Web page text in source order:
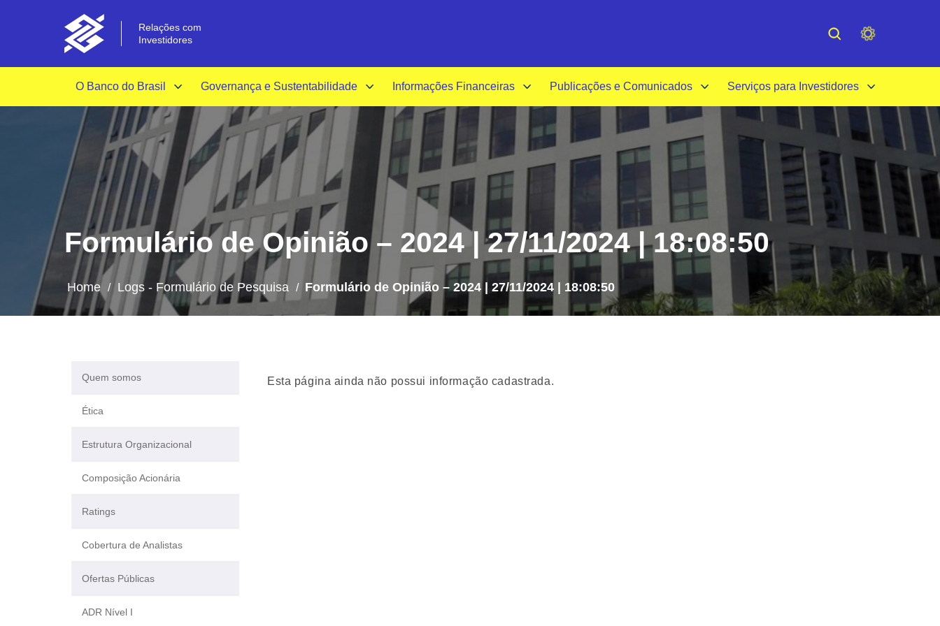
Relações com
Investidores
O Banco do Brasil Governança e Sustentabilidade Informações Financeiras Publicações e Comunicados Serviços para Investidores
Formulário de Opinião – 2024 | 27/11/2024 | 18:08:50
Home / Logs - Formulário de Pesquisa / Formulário de Opinião – 2024 | 27/11/2024 | 18:08:50
Quem somos
Ética
Estrutura Organizacional
Composição Acionária
Ratings
Cobertura de Analistas
Ofertas Públicas
ADR Nível I
Esta página ainda não possui informação cadastrada.